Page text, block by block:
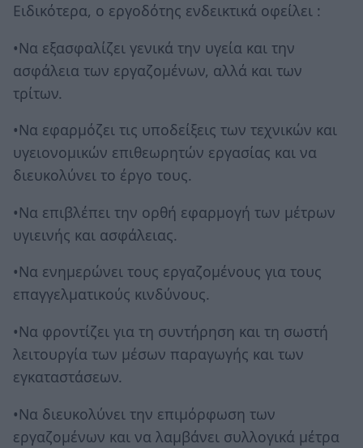
Ειδικότερα, ο εργοδότης ενδεικτικά οφείλει :
•Να εξασφαλίζει γενικά την υγεία και την
ασφάλεια των εργαζομένων, αλλά και των
τρίτων.
•Να εφαρμόζει τις υποδείξεις των τεχνικών και
υγειονομικών επιθεωρητών εργασίας και να
διευκολύνει το έργο τους.
•Να επιβλέπει την ορθή εφαρμογή των μέτρων
υγιεινής και ασφάλειας.
•Να ενημερώνει τους εργαζομένους για τους
επαγγελματικούς κινδύνους.
•Να φροντίζει για τη συντήρηση και τη σωστή
λειτουργία των μέσων παραγωγής και των
εγκαταστάσεων.
•Να διευκολύνει την επιμόρφωση των
εργαζομένων και να λαμβάνει συλλογικά μέτρα